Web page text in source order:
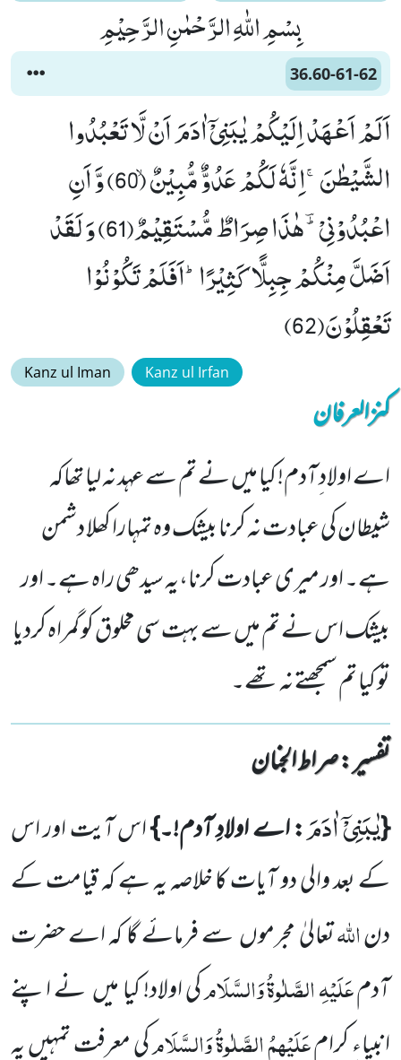
بِسْمِ اللّٰهِ الرَّحْمٰنِ الرَّحِیْمِ
36.60-61-62
اَلَمْ اَعْهَدْ اِلَیْكُمْ یٰبَنِیْۤ اٰدَمَ اَنْ لَّا تَعْبُدُوا
الشَّیْطٰنَۚ-اِنَّهٗ لَكُمْ عَدُوٌّ مُّبِیْنٌۙ (60) وَّ اَنِ
اعْبُدُوْنِیْﳳ-هٰذَا صِرَاطٌ مُّسْتَقِیْمٌ(61) وَ لَقَدْ
اَضَلَّ مِنْكُمْ جِبِلًّا كَثِیْرًاؕ-اَفَلَمْ تَكُوْنُوْا
تَعْقِلُوْنَ(62)
Kanz ul Iman Kanz ul Irfan
کنزالعرفان
اے اولاد ِآدم! کیا میں نے تم سے عہد نہ لیا تھاکہ
شیطان کی عبادت نہ کرنا بیشک وہ تمہارا کھلا دشمن
ہے۔ اور میری عبادت کرنا،یہ سیدھی راہ ہے۔ اور
بیشک اس نے تم میں سے بہت سی مخلوق کو گمراہ کردیا
تو کیا تم سمجھتے نہ تھے۔
تفسیر : ‎صراط الجنان
{یٰبَنِیْۤ اٰدَمَ: اے اولادِ آدم!۔}اس آیت اور اس
کے بعد والی دو آیاتکا خلاصہ یہ ہے کہ قیامت کے
دناللہتعالیٰ مجرموںسے فرمائے گا کہ اے حضرت
آدمعَلَیْہِالصَّلٰوۃُوَالسَّلَامکی اولاد! کیا میںنے اپنے
انبیاءِ کرامعَلَیْہِمُ الصَّلٰوۃُ وَالسَّلَامکی معرفت تمہیں یہ